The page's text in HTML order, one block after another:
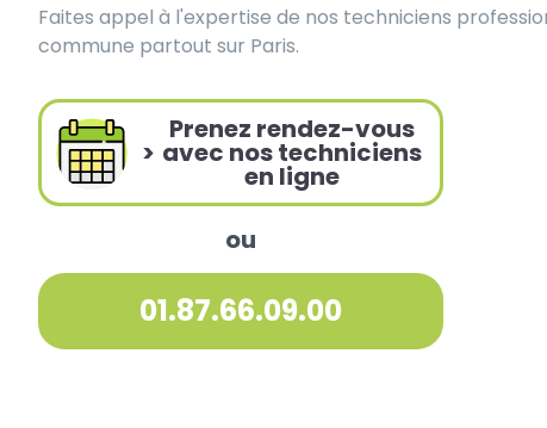
Faites appel à l'expertise de nos techniciens
commune partout sur Paris.
>
Prenez rendez-vous
avec nos techniciens
en ligne
ou
01.87.66.09.00